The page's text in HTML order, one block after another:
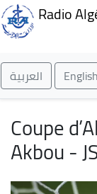
Radio
العربية English
Coupe
Akbou -